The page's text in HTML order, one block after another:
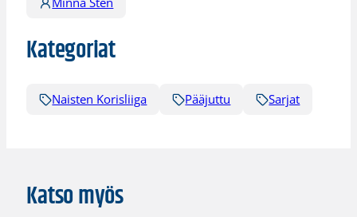
Kategoriat
Naisten Korisliiga Pääjuttu Sarjat
Katso myös